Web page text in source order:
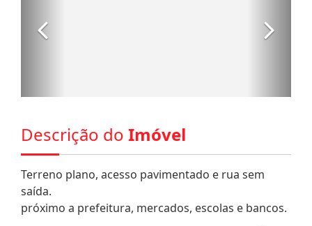
Descrição do Imóvel
Terreno plano, acesso pavimentado e rua sem
saída.
próximo a prefeitura, mercados, escolas e bancos.